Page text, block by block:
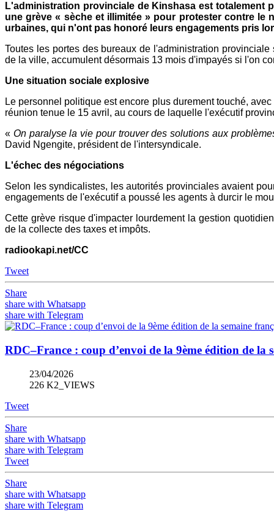
L'administration provinciale de Kinshasa est totalement
une grève « sèche et illimitée » pour protester contre le
urbaines, qui n'ont pas honoré leurs engagements pris
Toutes les portes des bureaux de l'administration
de la ville, accumulent désormais 13 mois d'impayés si l'on
Une situation sociale explosive
Le personnel politique est encore plus durement touché,
réunion tenue le 15 avril, au cours de laquelle l'exécutif
« On paralyse la vie pour trouver des solutions aux
David Ngengite, président de l'intersyndicale.
L'échec des négociations
Selon les syndicalistes, les autorités provinciales avaient
engagements de l'exécutif a poussé les agents à durcir le
Cette grève risque d'impacter lourdement la gestion
de la collecte des taxes et impôts.
radiookapi.net/CC
Tweet
Share
share with Whatsapp
share with Telegram
RDC–France : coup d’envoi de la 9ème édition de la
23/04/2026
226 K2_VIEWS
Tweet
Share
share with Whatsapp
share with Telegram
Tweet
Share
share with Whatsapp
share with Telegram